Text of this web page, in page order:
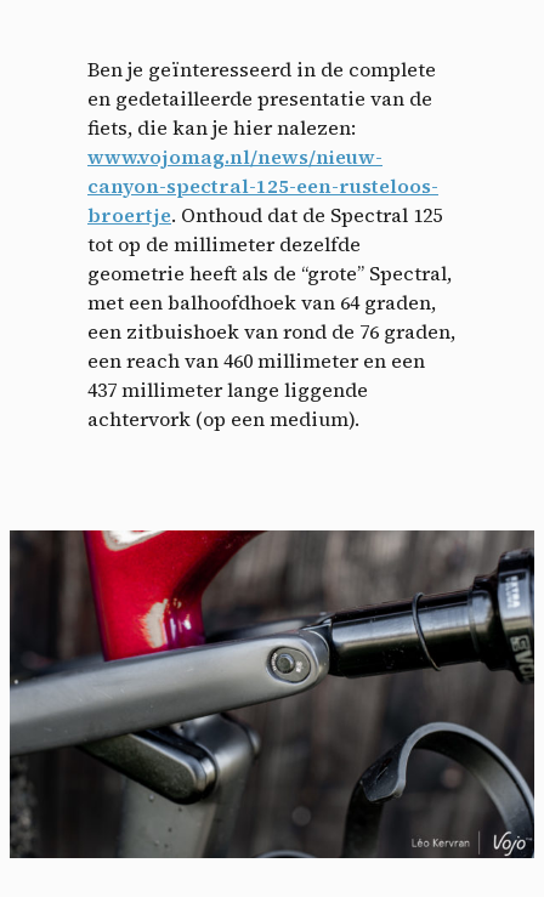
Ben je geïnteresseerd in de complete
en gedetailleerde presentatie van de
fiets, die kan je hier nalezen:
www.vojomag.nl/news/nieuw-
canyon-spectral-125-een-rusteloos-
broertje. Onthoud dat de Spectral 125
tot op de millimeter dezelfde
geometrie heeft als de “grote” Spectral,
met een balhoofdhoek van 64 graden,
een zitbuishoek van rond de 76 graden,
een reach van 460 millimeter en een
437 millimeter lange liggende
achtervork (op een medium).